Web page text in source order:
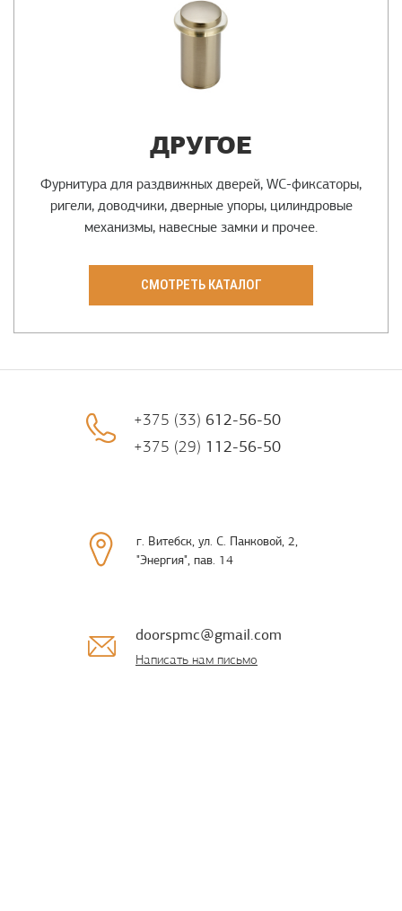
ДРУГОЕ
Фурнитура для раздвижных дверей, WC-фиксаторы,
ригели, доводчики, дверные упоры, цилиндровые
механизмы, навесные замки и прочее.
СМОТРЕТЬ КАТАЛОГ
+375 (33) 612-56-50
+375 (29) 112-56-50
г. Витебск, ул. С. Панковой, 2,
"Энергия", пав. 14
doorspmc@gmail.com
Написать нам письмо